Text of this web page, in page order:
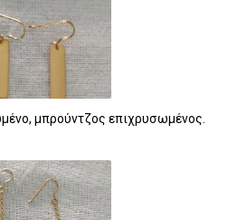
μπρούντζος επιχρυσωμένος.